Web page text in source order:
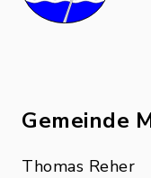
Gemeinde
Thomas Reher